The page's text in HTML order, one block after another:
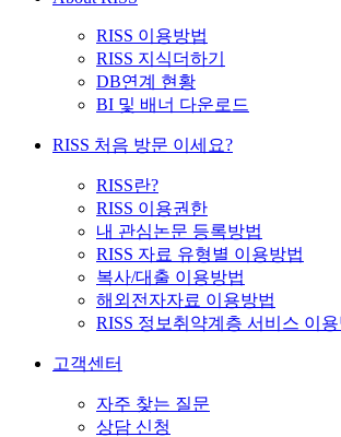
RISS 이용방법
RISS 지식더하기
DB연계 현황
BI 및 배너 다운로드
RISS 처음 방문 이세요?
RISS란?
RISS 이용권한
내 관심논문 등록방법
RISS 자료 유형별 이용방법
복사/대출 이용방법
해외전자자료 이용방법
RISS 정보취약계층 서비스 이
고객센터
자주 찾는 질문
상담 신청